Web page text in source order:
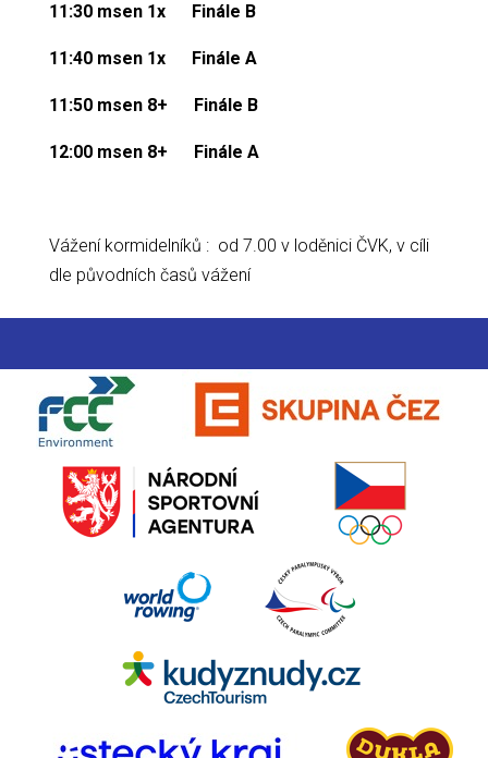
11:30 msen 1x Finále B
11:40 msen 1x Finále A
11:50 msen 8+ Finále B
12:00 msen 8+ Finále A
Vážení kormidelníků : od 7.00 v loděnici ČVK, v cíli
dle původních časů vážení